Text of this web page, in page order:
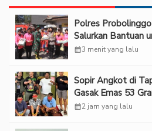
Polres
Salurkan Bantuan
TNBTS di Bromo
calendar_month3 menit yang lalu
Sopir Angkot di
Gasak Emas 53
calendar_month2 jam yang lalu